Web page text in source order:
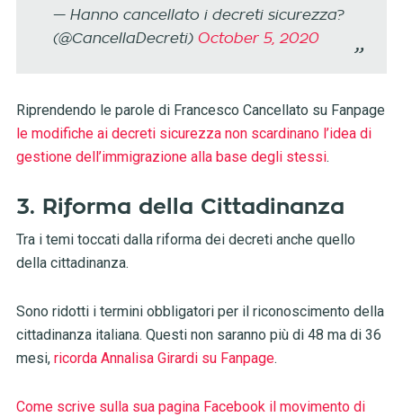
— Hanno cancellato i decreti sicurezza?
(@CancellaDecreti) October 5, 2020
Riprendendo le parole di Francesco Cancellato su Fanpage
le modifiche ai decreti sicurezza non scardinano l’idea di
gestione dell’immigrazione alla base degli stessi.
3. Riforma della Cittadinanza
Tra i temi toccati dalla riforma dei decreti anche quello
della cittadinanza.
Sono ridotti i termini obbligatori per il riconoscimento della
cittadinanza italiana. Questi non saranno più di 48 ma di 36
mesi, ricorda Annalisa Girardi su Fanpage.
Come scrive sulla sua pagina Facebook il movimento di